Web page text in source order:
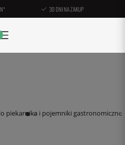
30 DNI NA ZAKUP
piekarnika i pojemniki gastronomiczne